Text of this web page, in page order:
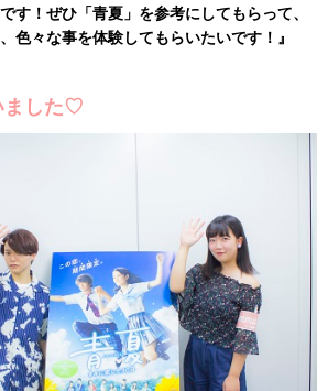
す！ぜひ「青夏」を参考にしてもらって、
色々な事を体験してもらいたいです！』
ました♡